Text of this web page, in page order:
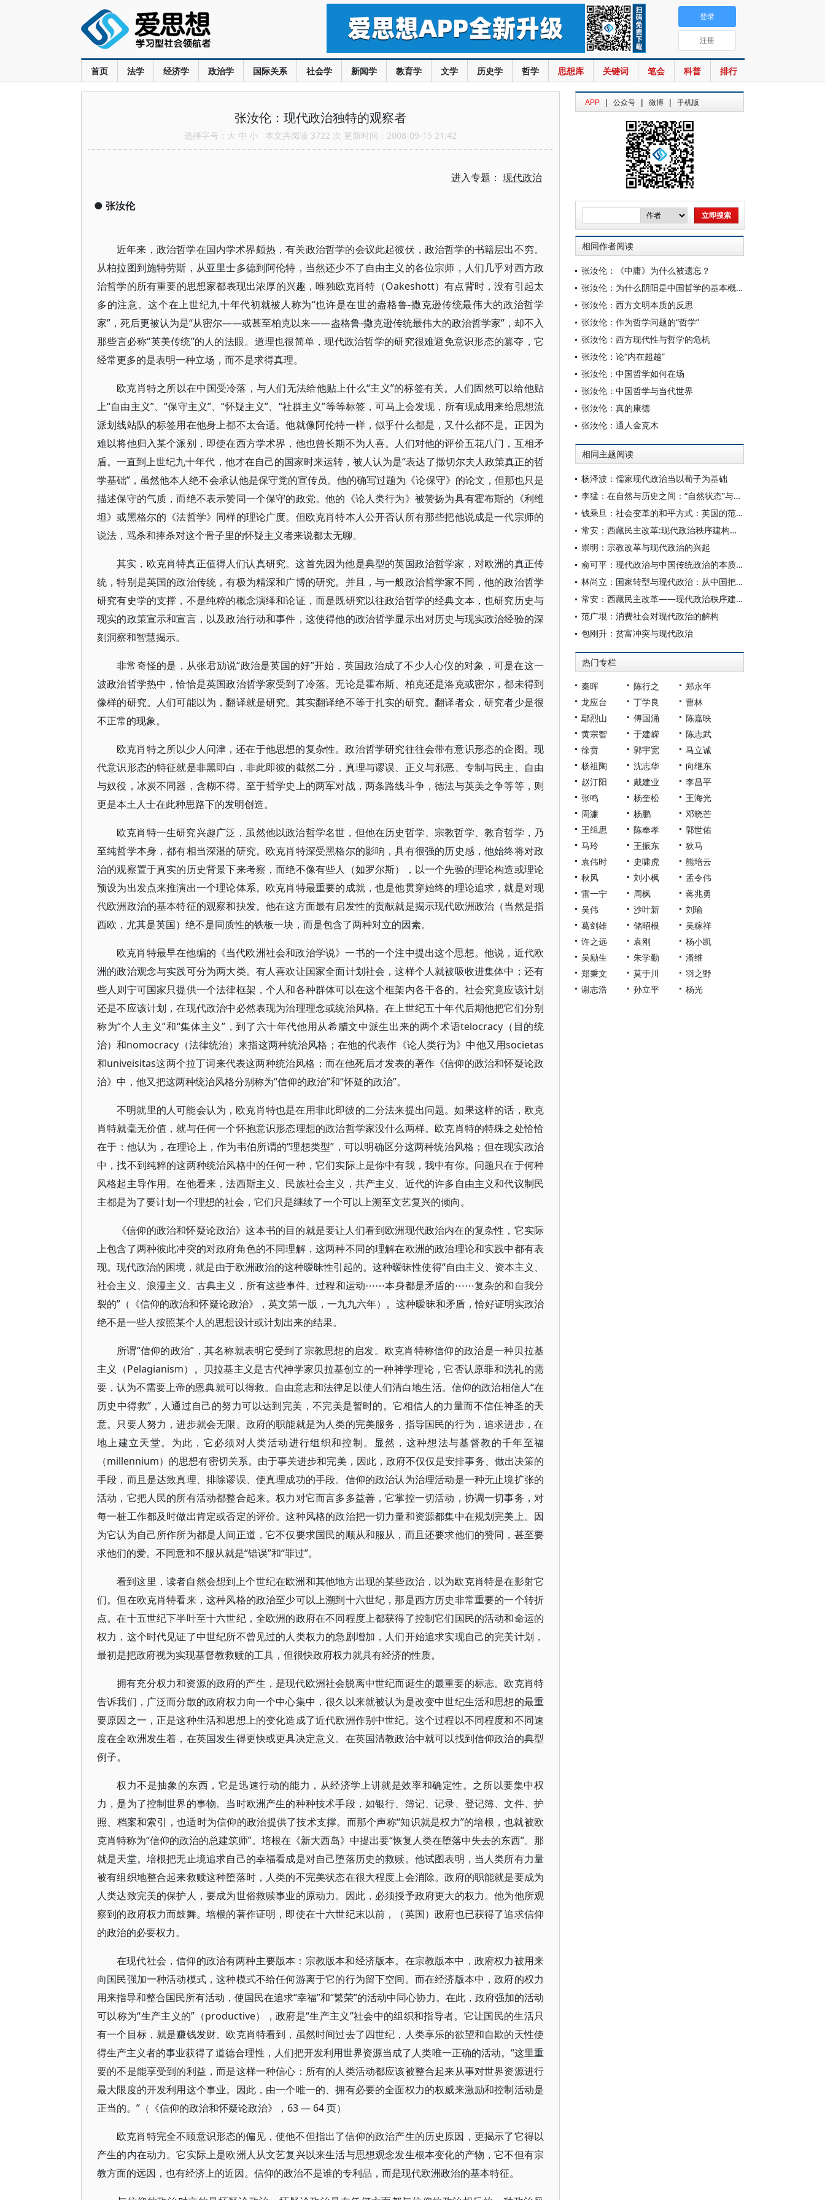
首页 法学 经济学 政治学 国际关系 社会学 新闻学 教育学 文学 历史学 哲学 思想库 关键词 笔会 科普 排行
登录
注册
张汝伦：现代政治独特的观察者
选择字号： 大 中 小 本文共阅读 3722 次 更新时间：2008-09-15 21:42
进入专题： 现代政治
● 张汝伦
近年来，政治哲学在国内学术界颇热，有关政治哲学的会议此起彼伏，政治哲学的书籍层出不穷。
从柏拉图到施特劳斯，从亚里士多德到阿伦特，当然还少不了自由主义的各位宗师，人们几乎对西方政
治哲学的所有重要的思想家都表现出浓厚的兴趣，唯独欧克肖特（Oakeshott）有点背时，没有引起太
多的注意。这个在上世纪九十年代初就被人称为“也许是在世的盎格鲁-撒克逊传统最伟大的政治哲学
家”，死后更被认为是“从密尔——或甚至柏克以来——盎格鲁-撒克逊传统最伟大的政治哲学家”，却不入
那些言必称“英美传统”的人的法眼。道理也很简单，现代政治哲学的研究很难避免意识形态的篡夺，它
经常更多的是表明一种立场，而不是求得真理。
欧克肖特之所以在中国受冷落，与人们无法给他贴上什么“主义”的标签有关。人们固然可以给他贴
上“自由主义”、“保守主义”、“怀疑主义”、“社群主义”等等标签，可马上会发现，所有现成用来给思想流
派划线站队的标签用在他身上都不太合适。他就像阿伦特一样，似乎什么都是，又什么都不是。正因为
难以将他归入某个派别，即使在西方学术界，他也曾长期不为人喜。人们对他的评价五花八门，互相矛
盾。一直到上世纪九十年代，他才在自己的国家时来运转，被人认为是“表达了撒切尔夫人政策真正的哲
学基础”，虽然他本人绝不会承认他是保守党的宣传员。他的确写过题为《论保守》的论文，但那也只是
描述保守的气质，而绝不表示赞同一个保守的政党。他的《论人类行为》被赞扬为具有霍布斯的《利维
坦》或黑格尔的《法哲学》同样的理论广度。但欧克肖特本人公开否认所有那些把他说成是一代宗师的
说法，骂杀和捧杀对这个骨子里的怀疑主义者来说都太无聊。
其实，欧克肖特真正值得人们认真研究。这首先因为他是典型的英国政治哲学家，对欧洲的真正传
统，特别是英国的政治传统，有极为精深和广博的研究。并且，与一般政治哲学家不同，他的政治哲学
研究有史学的支撑，不是纯粹的概念演绎和论证，而是既研究以往政治哲学的经典文本，也研究历史与
现实的政策宣示和宣言，以及政治行动和事件，这使得他的政治哲学显示出对历史与现实政治经验的深
刻洞察和智慧揭示。
非常奇怪的是，从张君劢说“政治是英国的好”开始，英国政治成了不少人心仪的对象，可是在这一
波政治哲学热中，恰恰是英国政治哲学家受到了冷落。无论是霍布斯、柏克还是洛克或密尔，都未得到
像样的研究。人们可能以为，翻译就是研究。其实翻译绝不等于扎实的研究。翻译者众，研究者少是很
不正常的现象。
欧克肖特之所以少人问津，还在于他思想的复杂性。政治哲学研究往往会带有意识形态的企图。现
代意识形态的特征就是非黑即白，非此即彼的截然二分，真理与谬误、正义与邪恶、专制与民主、自由
与奴役，冰炭不同器，含糊不得。至于哲学史上的两军对战，两条路线斗争，德法与英美之争等等，则
更是本土人士在此种思路下的发明创造。
欧克肖特一生研究兴趣广泛，虽然他以政治哲学名世，但他在历史哲学、宗教哲学、教育哲学，乃
至纯哲学本身，都有相当深湛的研究。欧克肖特深受黑格尔的影响，具有很强的历史感，他始终将对政
治的观察置于真实的历史背景下来考察，而绝不像有些人（如罗尔斯），以一个先验的理论构造或理论
预设为出发点来推演出一个理论体系。欧克肖特最重要的成就，也是他贯穿始终的理论追求，就是对现
代欧洲政治的基本特征的观察和抉发。他在这方面最有启发性的贡献就是揭示现代欧洲政治（当然是指
西欧，尤其是英国）绝不是同质性的铁板一块，而是包含了两种对立的因素。
欧克肖特最早在他编的《当代欧洲社会和政治学说》一书的一个注中提出这个思想。他说，近代欧
洲的政治观念与实践可分为两大类。有人喜欢让国家全面计划社会，这样个人就被吸收进集体中；还有
些人则宁可国家只提供一个法律框架，个人和各种群体可以在这个框架内各干各的。社会究竟应该计划
还是不应该计划，在现代政治中必然表现为治理理念或统治风格。在上世纪五十年代后期他把它们分别
称为“个人主义”和“集体主义”，到了六十年代他用从希腊文中派生出来的两个术语telocracy（目的统
治）和nomocracy（法律统治）来指这两种统治风格；在他的代表作《论人类行为》中他又用societas
和univeisitas这两个拉丁词来代表这两种统治风格；而在他死后才发表的著作《信仰的政治和怀疑论政
治》中，他又把这两种统治风格分别称为“信仰的政治”和“怀疑的政治”。
不明就里的人可能会认为，欧克肖特也是在用非此即彼的二分法来提出问题。如果这样的话，欧克
肖特就毫无价值，就与任何一个怀抱意识形态理想的政治哲学家没什么两样。欧克肖特的特殊之处恰恰
在于：他认为，在理论上，作为韦伯所谓的“理想类型”，可以明确区分这两种统治风格；但在现实政治
中，找不到纯粹的这两种统治风格中的任何一种，它们实际上是你中有我，我中有你。问题只在于何种
风格起主导作用。在他看来，法西斯主义、民族社会主义，共产主义、近代的许多自由主义和代议制民
主都是为了要计划一个理想的社会，它们只是继续了一个可以上溯至文艺复兴的倾向。
《信仰的政治和怀疑论政治》这本书的目的就是要让人们看到欧洲现代政治内在的复杂性，它实际
上包含了两种彼此冲突的对政府角色的不同理解，这两种不同的理解在欧洲的政治理论和实践中都有表
现。现代政治的困境，就是由于欧洲政治的这种暧昧性引起的。这种暧昧性使得“自由主义、资本主义、
社会主义、浪漫主义、古典主义，所有这些事件、过程和运动⋯⋯本身都是矛盾的⋯⋯复杂的和自我分
裂的”（《信仰的政治和怀疑论政治》，英文第一版，一九九六年）。这种暧昧和矛盾，恰好证明实政治
绝不是一些人按照某个人的思想设计或计划出来的结果。
所谓“信仰的政治”，其名称就表明它受到了宗教思想的启发。欧克肖特称信仰的政治是一种贝拉基
主义（Pelagianism）。贝拉基主义是古代神学家贝拉基创立的一种神学理论，它否认原罪和洗礼的需
要，认为不需要上帝的恩典就可以得救。自由意志和法律足以使人们清白地生活。信仰的政治相信人“在
历史中得救”，人通过自己的努力可以达到完美，不完美是暂时的。它相信人的力量而不信任神圣的天
意。只要人努力，进步就会无限。政府的职能就是为人类的完美服务，指导国民的行为，追求进步，在
地上建立天堂。为此，它必须对人类活动进行组织和控制。显然，这种想法与基督教的千年至福
（millennium）的思想有密切关系。由于事关进步和完美，因此，政府不仅仅是安排事务、做出决策的
手段，而且是达致真理、排除谬误、使真理成功的手段。信仰的政治认为治理活动是一种无止境扩张的
活动，它把人民的所有活动都整合起来。权力对它而言多多益善，它掌控一切活动，协调一切事务，对
每一桩工作都及时做出肯定或否定的评价。这种风格的政治把一切力量和资源都集中在规划完美上。因
为它认为自己所作所为都是人间正道，它不仅要求国民的顺从和服从，而且还要求他们的赞同，甚至要
求他们的爱。不同意和不服从就是“错误”和“罪过”。
看到这里，读者自然会想到上个世纪在欧洲和其他地方出现的某些政治，以为欧克肖特是在影射它
们。但在欧克肖特看来，这种风格的政治至少可以上溯到十六世纪，那是西方历史非常重要的一个转折
点。在十五世纪下半叶至十六世纪，全欧洲的政府在不同程度上都获得了控制它们国民的活动和命运的
权力，这个时代见证了中世纪所不曾见过的人类权力的急剧增加，人们开始追求实现自己的完美计划，
最初是把政府视为实现基督教救赎的工具，但很快政府权力就具有经济的性质。
拥有充分权力和资源的政府的产生，是现代欧洲社会脱离中世纪而诞生的最重要的标志。欧克肖特
告诉我们，广泛而分散的政府权力向一个中心集中，很久以来就被认为是改变中世纪生活和思想的最重
要原因之一，正是这种生活和思想上的变化造成了近代欧洲作别中世纪。这个过程以不同程度和不同速
度在全欧洲发生着，在英国发生得更快或更具决定意义。在英国清教政治中就可以找到信仰政治的典型
例子。
权力不是抽象的东西，它是迅速行动的能力，从经济学上讲就是效率和确定性。之所以要集中权
力，是为了控制世界的事物。当时欧洲产生的种种技术手段，如银行、簿记、记录、登记簿、文件、护
照、档案和索引，也适时为信仰的政治提供了技术支撑。而那个声称“知识就是权力”的培根，也就被欧
克肖特称为“信仰的政治的总建筑师”。培根在《新大西岛》中提出要“恢复人类在堕落中失去的东西”。那
就是天堂。培根把无止境追求自己的幸福看成是对自己堕落历史的救赎。他试图表明，当人类所有力量
被有组织地整合起来救赎这种堕落时，人类的不完美状态在很大程度上会消除。政府的职能就是要成为
人类达致完美的保护人，要成为世俗救赎事业的原动力。因此，必须授予政府更大的权力。他为他所观
察到的政府权力而鼓舞。培根的著作证明，即使在十六世纪末以前，（英国）政府也已获得了追求信仰
的政治的必要权力。
在现代社会，信仰的政治有两种主要版本：宗教版本和经济版本。在宗教版本中，政府权力被用来
向国民强加一种活动模式，这种模式不给任何游离于它的行为留下空间。而在经济版本中，政府的权力
用来指导和整合国民所有活动，使国民在追求“幸福”和“繁荣”的活动中同心协力。在此，政府强加的活动
可以称为“生产主义的”（productive），政府是“生产主义”社会中的组织和指导者。它让国民的生活只
有一个目标，就是赚钱发财。欧克肖特看到，虽然时间过去了四世纪，人类享乐的欲望和自欺的天性使
得生产主义者的事业获得了道德合理性，人们把开发利用世界资源当成了人类唯一正确的活动。“这里重
要的不是能享受到的利益，而是这样一种信心：所有的人类活动都应该被整合起来从事对世界资源进行
最大限度的开发利用这个事业。因此，由一个唯一的、拥有必要的全面权力的权威来激励和控制活动是
正当的。”（《信仰的政治和怀疑论政治》，63 — 64 页）
欧克肖特完全不顾意识形态的偏见，使他不但指出了信仰的政治产生的历史原因，更揭示了它得以
产生的内在动力。它实际上是欧洲人从文艺复兴以来生活与思想观念发生根本变化的产物，它不但有宗
教方面的远因，也有经济上的近因。信仰的政治不是谁的专利品，而是现代欧洲政治的基本特征。
APP | 公众号 | 微博 | 手机版
相同作者阅读
张汝伦：《中庸》为什么被遗忘？
张汝伦：为什么阴阳是中国哲学的基本概念
张汝伦：西方文明本质的反思
张汝伦：作为哲学问题的“哲学”
张汝伦：西方现代性与哲学的危机
张汝伦：论“内在超越”
张汝伦：中国哲学如何在场
张汝伦：中国哲学与当代世界
张汝伦：真的康德
张汝伦：通人金克木
相同主题阅读
杨泽波：儒家现代政治当以荀子为基础
李猛：在自然与历史之间：“自然状态”与现代政治理解的历史化
钱乘旦：社会变革的和平方式：英国的范例
常安：西藏民主改革:现代政治秩序建构及法理解读
崇明：宗教改革与现代政治的兴起
俞可平：现代政治与中国传统政治的本质区别
林尚立：国家转型与现代政治：从中国把握中国政治
常安：西藏民主改革——现代政治秩序建构及法理解读
范广垠：消费社会对现代政治的解构
包刚升：贫富冲突与现代政治
热门专栏
秦晖 陈行之
郑永年
龙应台
丁学良
曹林
鄢烈山
傅国涌
陈嘉映
黄宗智
于建嵘
陈志武
徐贲
郭宇宽
马立诚
杨祖陶
沈志华
向继东
赵汀阳
戴建业
李昌平
张鸣
杨奎松
王海光
周濂
杨鹏
邓晓芒
王缉思
陈奉孝
郭世佑
马玲
王振东
狄马
袁伟时
史啸虎
熊培云
秋风
刘小枫
孟令伟
雷一宁
周枫
蒋兆勇
吴伟
沙叶新
刘瑜
葛剑雄
储昭根
吴稼祥
许之远
袁刚
杨小凯
吴励生
朱学勤
潘维
郑秉文
莫于川
羽之野
谢志浩
孙立平 杨光